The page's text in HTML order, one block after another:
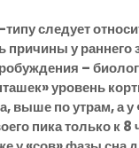
следует
причины у раннего
–
уровень
выше по утрам, а
пика только к 8